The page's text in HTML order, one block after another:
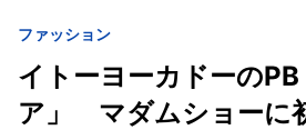
ファッション
イトーヨーカドーのPB
ア」 マダムショーに